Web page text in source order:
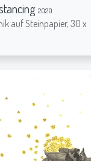
2020
auf Steinpapier, 30 x